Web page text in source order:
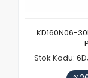
KD160N06-
Stok Kodu: